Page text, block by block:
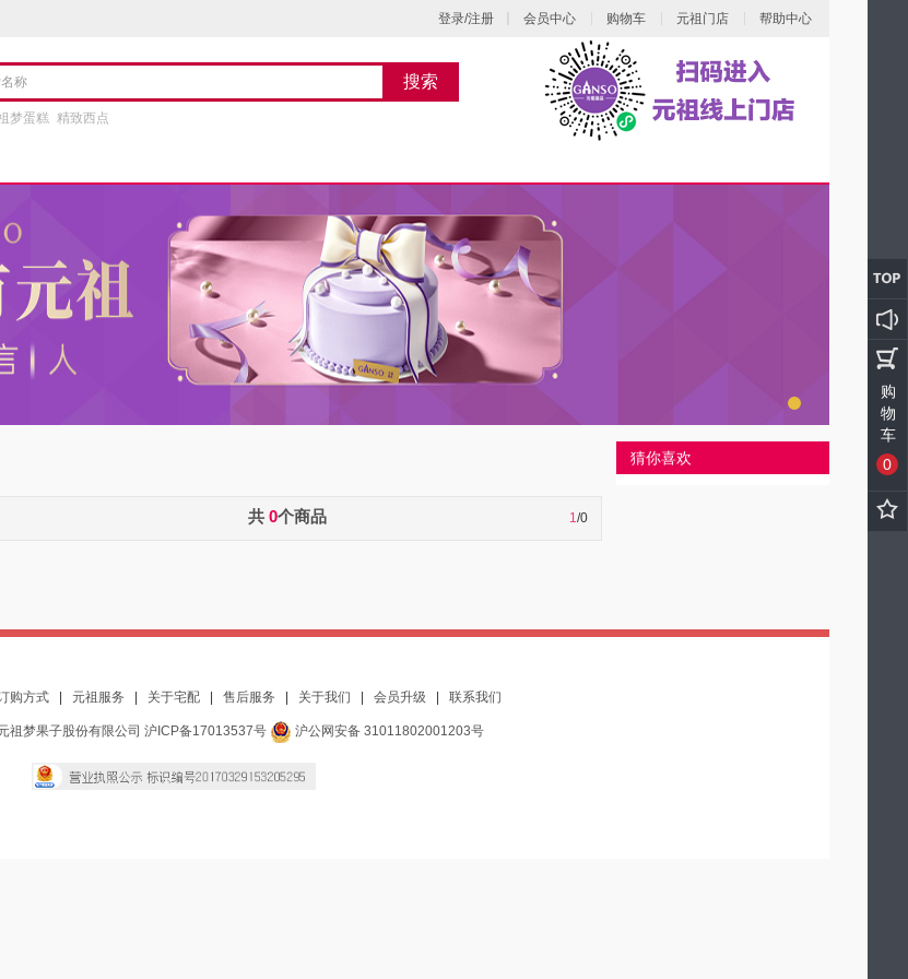
登录/注册 会员中心 购物车 元祖门店 帮助中心
搜索
梦蛋糕 精致西点
共 0个商品 1/0
猜你喜欢
购方式 元祖服务 关于宅配 售后服务 关于我们 会员升级 联系我们
祖梦果子股份有限公司 沪ICP备17013537号 沪公网安备 31011802001203号
购
物
车
0